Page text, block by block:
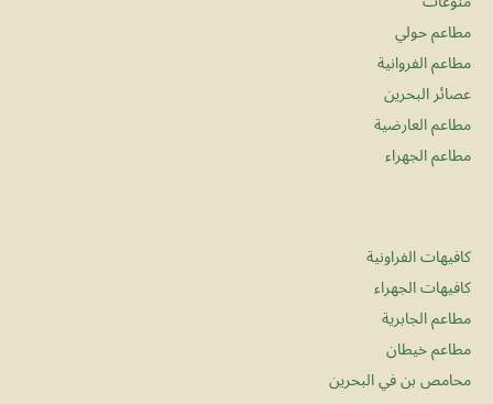
مطاعم حولي
مطاعم الفروانية
عصائر البحرين
مطاعم العارضية
مطاعم الجهراء
كافيهات الفراونية
كافيهات الجهراء
مطاعم الجابرية
مطاعم خيطان
محامص بن في البحرين